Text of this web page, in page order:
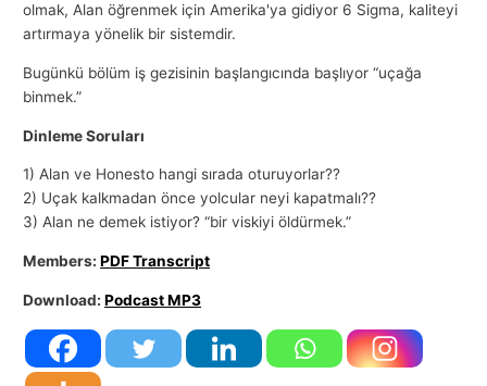
olmak, Alan öğrenmek için Amerika'ya gidiyor 6 Sigma, kaliteyi
artırmaya yönelik bir sistemdir.
Bugünkü bölüm iş gezisinin başlangıcında başlıyor “uçağa
binmek.”
Dinleme Soruları
1) Alan ve Honesto hangi sırada oturuyorlar??
2) Uçak kalkmadan önce yolcular neyi kapatmalı??
3) Alan ne demek istiyor? “bir viskiyi öldürmek.”
Members:PDF Transcript
Download:Podcast MP3